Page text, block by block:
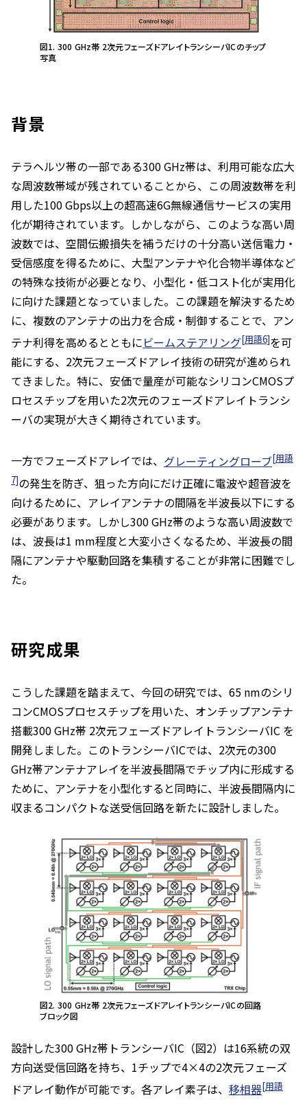
図1. 300 GHz帯 2次元フェーズドアレイトランシーバICのチップ
写真
背景
テラヘルツ帯の一部である300 GHz帯は、利用可能な広大
な周波数帯域が残されていることから、この周波数帯を利
用した100 Gbps以上の超高速6G無線通信サービスの実用
化が期待されています。しかしながら、このような高い周
波数では、空間伝搬損失を補うだけの十分高い送信電力・
受信感度を得るために、大型アンテナや化合物半導体など
の特殊な技術が必要となり、小型化・低コスト化が実用化
に向けた課題となっていました。この課題を解決するため
に、複数のアンテナの出力を合成・制御することで、アン
テナ利得を高めるとともにビームステアリング[用語6]を可
能にする、2次元フェーズドアレイ技術の研究が進められ
てきました。特に、安価で量産が可能なシリコンCMOSプ
ロセスチップを用いた2次元のフェーズドアレイトランシ
ーバの実現が大きく期待されています。
一方でフェーズドアレイでは、 グレーティングローブ[用語
7]の発生を防ぎ、狙った方向にだけ正確に電波や超音波を
向けるために、アレイアンテナの間隔を半波長以下にする
必要があります。しかし300 GHz帯のような高い周波数で
は、波長は1 mm程度と大変小さくなるため、半波長の間
隔にアンテナや駆動回路を集積することが非常に困難でし
た。
研究成果
こうした課題を踏まえて、今回の研究では、65 nmのシリ
コンCMOSプロセスチップを用いた、オンチップアンテナ
搭載300 GHz帯 2次元フェーズドアレイトランシーバIC を
開発しました。このトランシーバICでは、2次元の300
GHz帯アンテナアレイを半波長間隔でチップ内に形成する
ために、アンテナを小型化すると同時に、半波長間隔内に
収まるコンパクトな送受信回路を新たに設計しました。
図2. 300 GHz帯 2次元フェーズドアレイトランシーバICの回路
ブロック図
設計した300 GHz帯トランシーバIC（図2）は16系統の双
方向送受信回路を持ち、1チップで4×4の2次元フェーズ
ドアレイ動作が可能です。各アレイ素子は、 移相器[用語